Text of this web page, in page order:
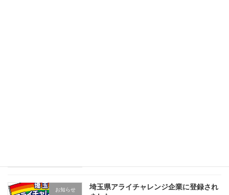
お知らせ
埼玉県アライチャレンジ企業に登録され